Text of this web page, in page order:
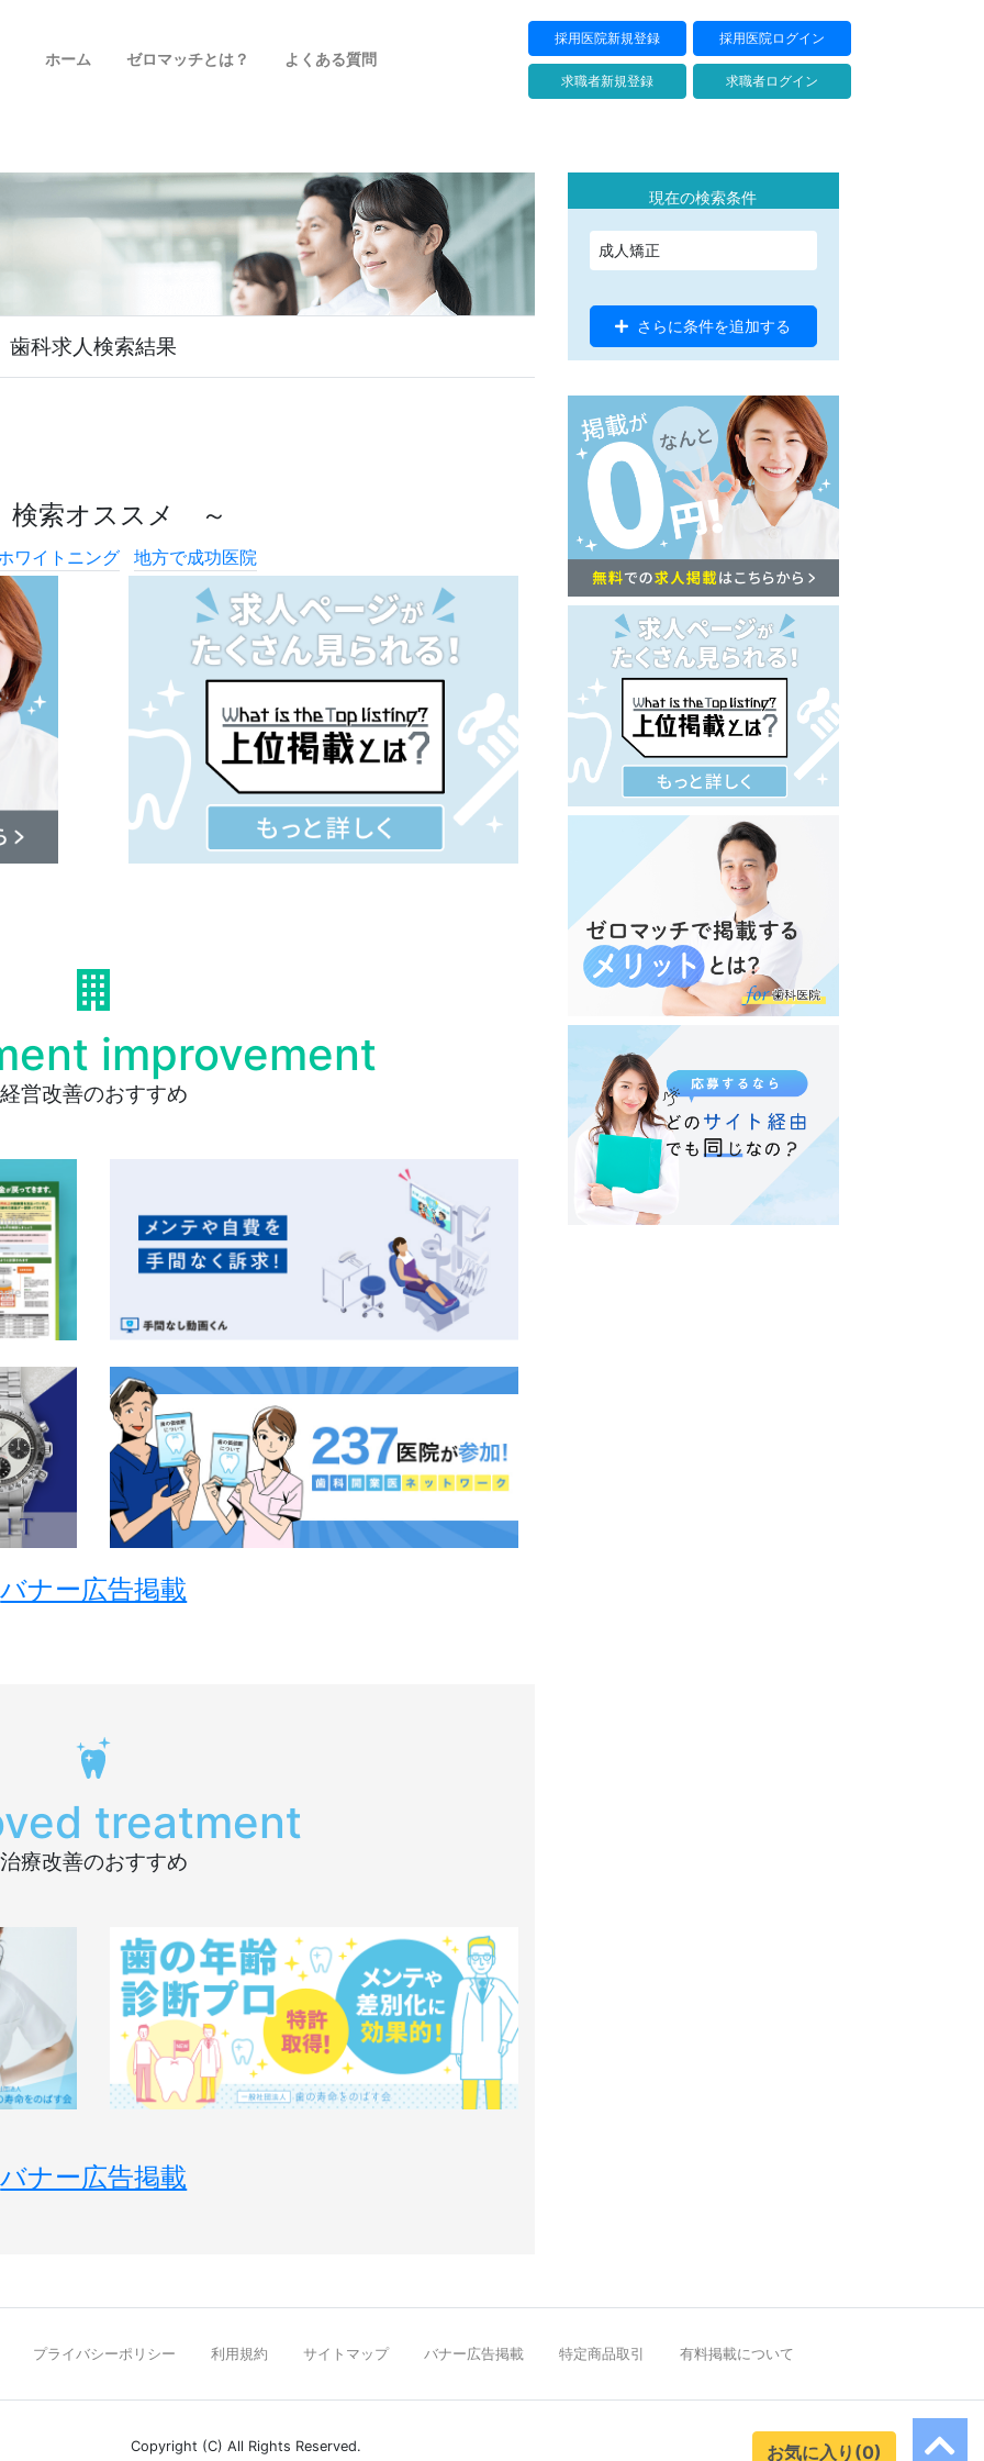
ホーム ゼロマッチとは？ よくある質問
採用医院新規登録 採用医院ログイン
求職者新規登録 求職者ログイン
現在の検索条件
成人矯正
さらに条件を追加する
歯科求人検索結果
索オススメ ～
ワイトニング 地方で成功医院
improvement
経営改善のおすすめ
バナー広告掲載
treatment
治療改善のおすすめ
バナー広告掲載
プライバシーポリシー 利用規約 サイトマップ バナー広告掲載 特定商品取引 有料掲載について
Copyright (C) All Rights Reserved. お気に入り(0)